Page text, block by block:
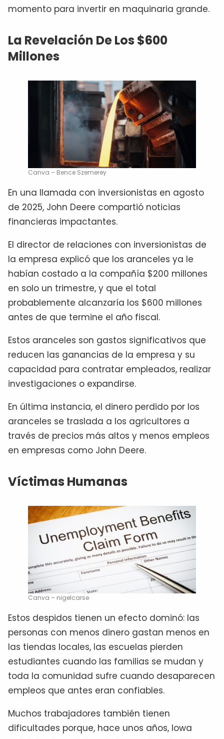
momento para invertir en maquinaria grande.
La Revelación De Los $600
Millones
Canva – Bence Szemerey
En una llamada con inversionistas en agosto
de 2025, John Deere compartió noticias
financieras impactantes.
El director de relaciones con inversionistas de
la empresa explicó que los aranceles ya le
habían costado a la compañía $200 millones
en solo un trimestre, y que el total
probablemente alcanzaría los $600 millones
antes de que termine el año fiscal.
Estos aranceles son gastos significativos que
reducen las ganancias de la empresa y su
capacidad para contratar empleados, realizar
investigaciones o expandirse.
En última instancia, el dinero perdido por los
aranceles se traslada a los agricultores a
través de precios más altos y menos empleos
en empresas como John Deere.
Víctimas Humanas
Canva – nigelcarse
Estos despidos tienen un efecto dominó: las
personas con menos dinero gastan menos en
las tiendas locales, las escuelas pierden
estudiantes cuando las familias se mudan y
toda la comunidad sufre cuando desaparecen
empleos que antes eran confiables.
Muchos trabajadores también tienen
dificultades porque, hace unos años, Iowa